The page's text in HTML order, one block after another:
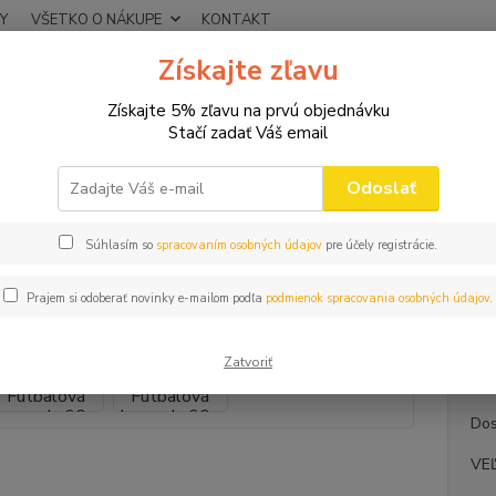
VŠETKO O NÁKUPE KONTAKT
VTIPNÉ TRIČKÁ NARODENINOVÉ Pánske tričko Futbalová legenda
tričko Futbalová legenda 60r.
Získajte zľavu
Získajte 5% zľavu na prvú objednávku
Stačí zadať Váš email
Odoslať
Súhlasím so spracovaním osobných údajov pre účely registrácie.
Prajem si odoberať novinky e-mailom podľa podmienok spracovania osobných údajov.
Zatvoriť